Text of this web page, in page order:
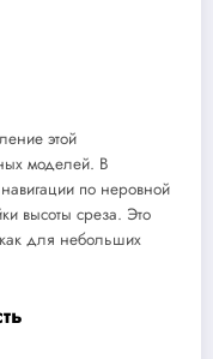
этой
моделей. В
по неровной
высоты среза. Это
для небольших